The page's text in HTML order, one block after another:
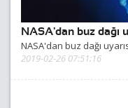
NASA'dan buz dağı
NASA'dan buz dağı
2019-02-26 07:51:16